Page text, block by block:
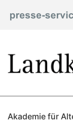
Akademie für